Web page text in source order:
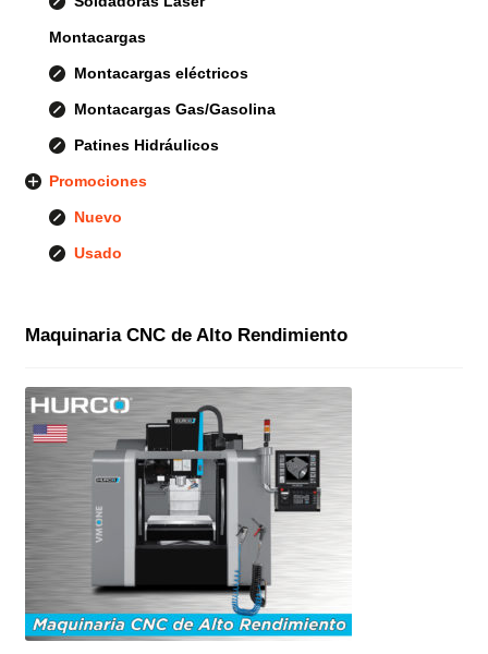
Montacargas
Montacargas eléctricos
Montacargas Gas/Gasolina
Patines Hidráulicos
Promociones
Nuevo
Usado
Maquinaria CNC de Alto Rendimiento